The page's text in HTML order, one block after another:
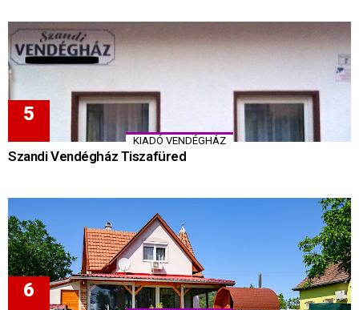
KIADÓ VENDÉGHÁZ
Szandi Vendégház Tiszafüred